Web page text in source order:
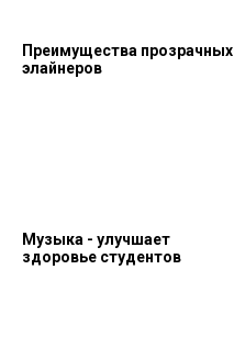
Преимущества прозрачных
элайнеров
Музыка - улучшает
здоровье студентов